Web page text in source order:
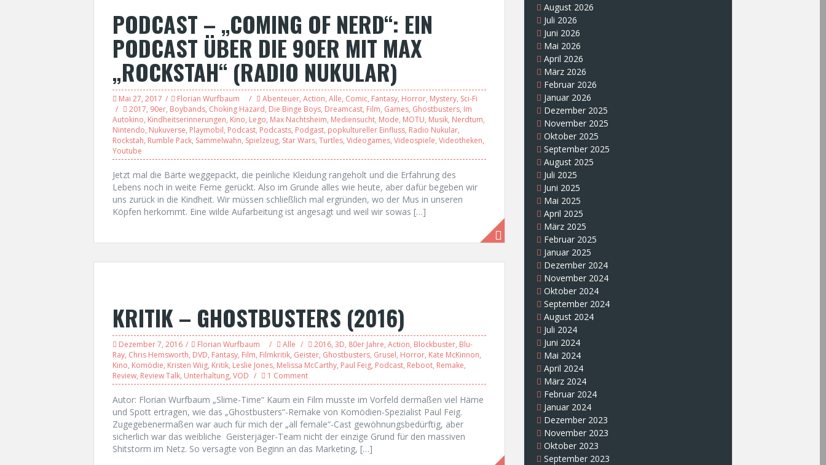
PODCAST – „COMING OF NERD“: EIN
PODCAST ÜBER DIE 90ER MIT MAX
„ROCKSTAH“ (RADIO NUKULAR)
Mai 27, 2017 Florian Wurfbaum Abenteuer, Action, Alle, Comic, Fantasy, Horror, Mystery, Sci-Fi
2017, 90er, Boybands, Choking Hazard, Die Binge Boys, Dreamcast, Film, Games, Ghostbusters, Im
Autokino, Kindheitserinnerungen, Kino, Lego, Max Nachtsheim, Mediensucht, Mode, MOTU, Musik, Nerdtum,
Nintendo, Nukuverse, Playmobil, Podcast, Podcasts, Podgast, popkultureller Einfluss, Radio Nukular,
Rockstah, Rumble Pack, Sammelwahn, Spielzeug, Star Wars, Turtles, Videogames, Videospiele, Videotheken,
Youtube
Jetzt mal die Bärte weggepackt, die peinliche Kleidung rangeholt und die Erfahrung des
Lebens noch in weite Ferne gerückt. Also im Grunde alles wie heute, aber dafür begeben wir
uns zurück in die Kindheit. Wir müssen schließlich mal ergründen, wo der Mus in unseren
Köpfen herkommt. Eine wilde Aufarbeitung ist angesagt und weil wir sowas […]
KRITIK – GHOSTBUSTERS (2016)
Dezember 7, 2016 Florian Wurfbaum Alle 2016, 3D, 80er Jahre, Action, Blockbuster, Blu-
Ray, Chris Hemsworth, DVD, Fantasy, Film, Filmkritik, Geister, Ghostbusters, Grusel, Horror, Kate McKinnon,
Kino, Komödie, Kristen Wiig, Kritik, Leslie Jones, Melissa McCarthy, Paul Feig, Podcast, Reboot, Remake,
Review, Review Talk, Unterhaltung, VOD 1 Comment
Autor: Florian Wurfbaum „Slime-Time“ Kaum ein Film musste im Vorfeld dermaßen viel Häme
und Spott ertragen, wie das „Ghostbusters“-Remake von Komödien-Spezialist Paul Feig.
Zugegebenermaßen war auch für mich der „all female“-Cast gewöhnungsbedürftig, aber
sicherlich war das weibliche Geisterjäger-Team nicht der einzige Grund für den massiven
Shitstorm im Netz. So versagte von Beginn an das Marketing, […]
August 2026
Juli 2026
Juni 2026
Mai 2026
April 2026
März 2026
Februar 2026
Januar 2026
Dezember 2025
November 2025
Oktober 2025
September 2025
August 2025
Juli 2025
Juni 2025
Mai 2025
April 2025
März 2025
Februar 2025
Januar 2025
Dezember 2024
November 2024
Oktober 2024
September 2024
August 2024
Juli 2024
Juni 2024
Mai 2024
April 2024
März 2024
Februar 2024
Januar 2024
Dezember 2023
November 2023
Oktober 2023
September 2023